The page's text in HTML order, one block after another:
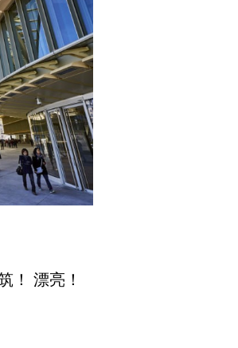
！ 漂亮！